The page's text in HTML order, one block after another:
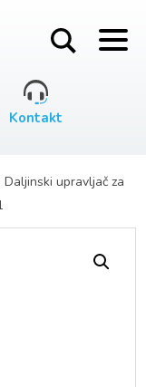
Kontakt
Daljinski upravljač za